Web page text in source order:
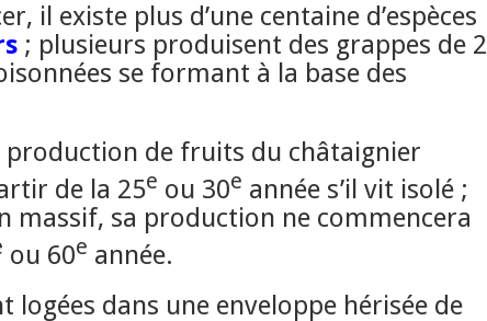
il existe plus d’une centaine d’espèces
; plusieurs produisent des grappes de 2
se formant à la base des
production de fruits du châtaignier
de la 25e ou 30e année s’il vit isolé ;
massif, sa production ne commencera
ou 60e année.
logées dans une enveloppe hérisée de